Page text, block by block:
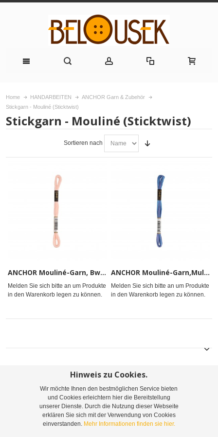
Home HANDARBEITEN
ANCHOR Garn & Zubehör
Stickgarn - Mouliné (Sticktwist)
Stickgarn - Mouliné (Sticktwist)
Sortieren nach
ANCHOR Mouliné-Garn, Bw. 8m
Melden Sie sich bitte an um Produkte
in den Warenkorb legen zu können.
ANCHOR Mouliné-Garn,Multic.8m
Melden Sie sich bitte an um Produkte
in den Warenkorb legen zu können.
Sitemap Suchbegriffe Erweiterte Suche
Bestellungen und Rücksendungen Kontaktieren Sie uns
Hinweis zu Cookies.
Wir möchte Ihnen den bestmöglichen Service bieten
und Cookies erleichtern hier die Bereitstellung
unserer Dienste. Durch die Nutzung dieser Webseite
erklären Sie sich mit der Verwendung von Cookies
einverstanden. Mehr Informationen finden sie hier.